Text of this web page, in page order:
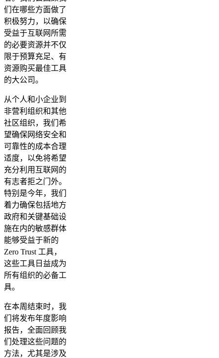
们在哪些方面做了
积极努力，以确保
受益于互联网所需
的必要资源并不仅
限于预算充足、有
资源购买最佳工具
的大公司。
从个人和小企业到
非营利组织和其他
社区组织，我们希
望确保网络安全和
可靠性的成本合理
适度，以免将希望
充分利用互联网的
有志者拒之门外。
特别是今年，我们
着力确保包括地方
政府和关键基础设
施在内的敏感群体
能够受益于新的
Zero Trust 工具，
这些工具日益成为
所有组织的必备工
具。
在本周结束时，我
们将发布年度影响
报告，全面回顾我
们处理这些问题的
方法，尤其是涉及